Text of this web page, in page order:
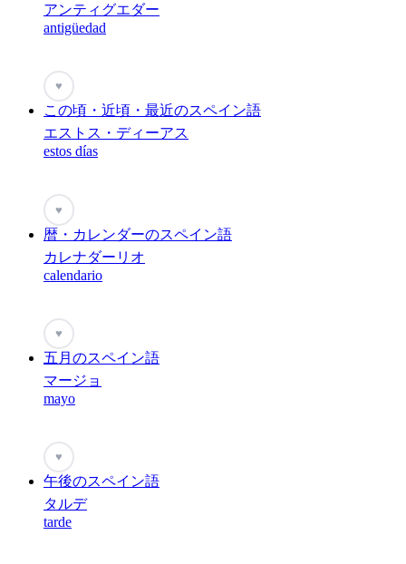
アンティグエダー
antigüedad
♥
この頃・近頃・最近のスペイン語
エストス・ディーアス
estos días
♥
暦・カレンダーのスペイン語
カレナダーリオ
calendario
♥
五月のスペイン語
マージョ
mayo
♥
午後のスペイン語
タルデ
tarde